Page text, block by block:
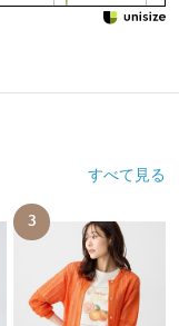
すべて見る
3